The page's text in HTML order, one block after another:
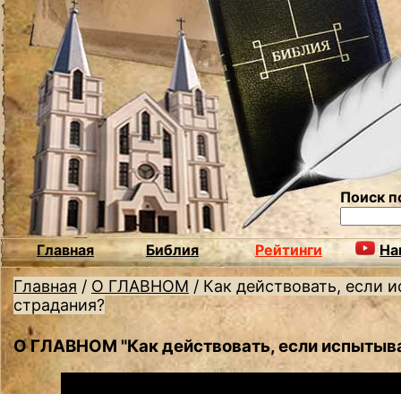
Поиск
Главная Библия Рейтинги
Главная / О ГЛАВНОМ / Как действовать, если
страдания?
О ГЛАВНОМ "Как действовать, если